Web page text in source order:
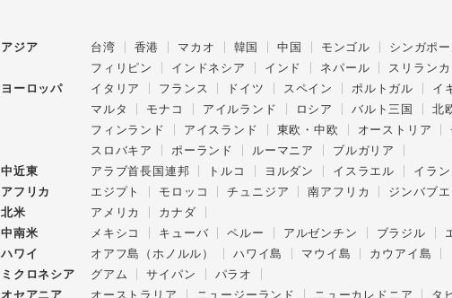
アジア 台湾 香港 マカオ 韓国 中国 モンゴル シンガポ
フィリピン
インドネシア インド ネパール スリランカ
ヨーロッパ
イタリア フランス ドイツ スペイン ポルトガル イ
マルタ
モナコ アイルランド ロシア バルト三国 北
フィンランド
アイスランド 東欧・中欧 オーストリア
スロバキア
ポーランド ルーマニア
ブルガリア
中近東
アラブ首長国連邦 トルコ ヨルダン イスラエル イラン
アフリカ
エジプト モロッコ チュニジア 南アフリカ ジンバブ
北米
アメリカ
カナダ
中南米
メキシコ キューバ ペルー アルゼンチン ブラジル
ハワイ
オアフ島（ホノルル） ハワイ島 マウイ島
カウアイ島
ミクロネシア
グアム サイパン
パラオ
オセアニア
オーストラリア ニュージーランド ニューカレドニア タ